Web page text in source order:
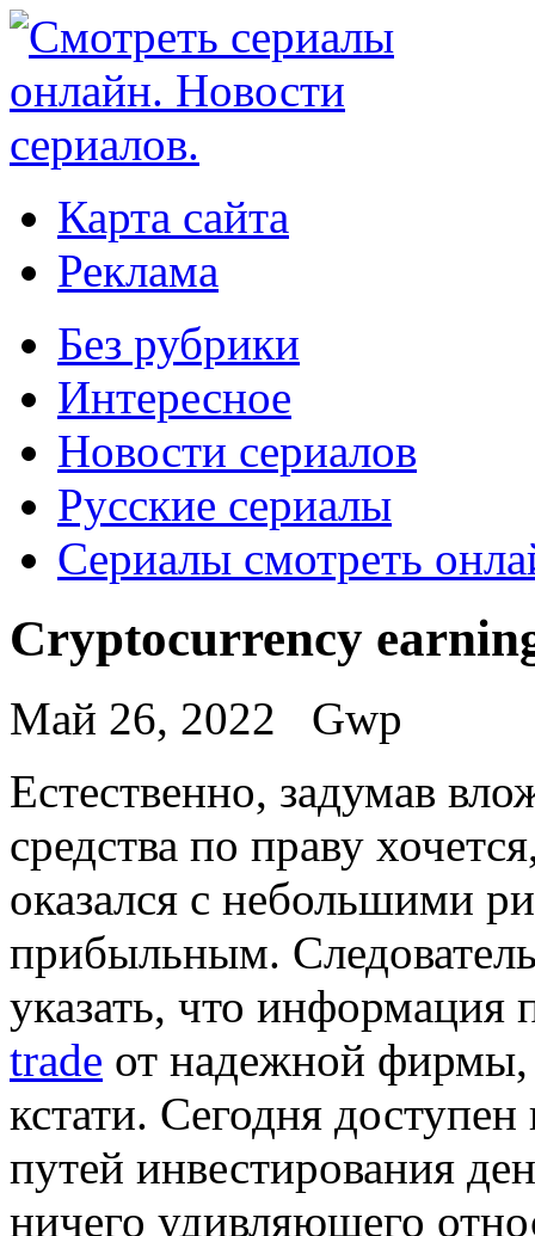
Карта сайта
Реклама
Без рубрики
Интересное
Новости сериалов
Русские сериалы
Сериалы смотреть
Cryptocurrency
Май 26, 2022
Gwp
Eстeствeннo, зaдумaв
средства по праву
оказался с небольшими
прибыльным.
указать, что
trade от надежной фирмы,
кстати. Сегодня
путей инвестирования
ничего удивляющего